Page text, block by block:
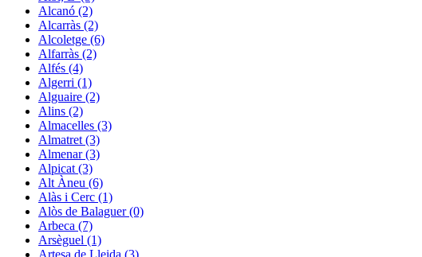
Alcanó (2)
Alcarràs (2)
Alcoletge (6)
Alfarràs (2)
Alfés (4)
Algerri (1)
Alguaire (2)
Alins (2)
Almacelles (3)
Almatret (3)
Almenar (3)
Alpicat (3)
Alt Àneu (6)
Alàs i Cerc (1)
Alòs de Balaguer (0)
Arbeca (7)
Arsèguel (1)